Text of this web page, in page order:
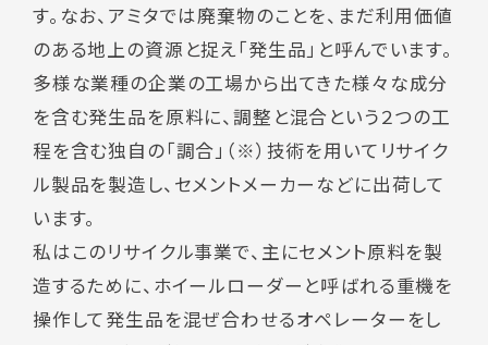
す。なお、アミタでは廃棄物のことを、まだ利用価値
のある地上の資源と捉え「発生品」と呼んでいます。
多様な業種の企業の工場から出てきた様々な成分
を含む発生品を原料に、調整と混合という２つの工
程を含む独自の「調合」（※）技術を用いてリサイク
ル製品を製造し、セメントメーカーなどに出荷して
います。
私はこのリサイクル事業で、主にセメント原料を製
造するために、ホイールローダーと呼ばれる重機を
操作して発生品を混ぜ合わせるオペレーターをし